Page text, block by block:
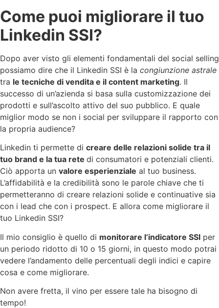
Come puoi migliorare il tuo
Linkedin SSI?
Dopo aver visto gli elementi fondamentali del social selling
possiamo dire che il Linkedin SSI è la congiunzione astrale
tra le tecniche di vendita e il content marketing. Il
successo di un’azienda si basa sulla customizzazione dei
prodotti e sull’ascolto attivo del suo pubblico. E quale
miglior modo se non i social per sviluppare il rapporto con
la propria audience?
Linkedin ti permette di creare delle relazioni solide tra il
tuo brand e la tua rete di consumatori e potenziali clienti.
Ciò apporta un valore esperienziale al tuo business.
L’affidabilità e la credibilità sono le parole chiave che ti
permetteranno di creare relazioni solide e continuative sia
con i lead che con i prospect. E allora come migliorare il
tuo Linkedin SSI?
Il mio consiglio è quello di monitorare l’indicatore SSI per
un periodo ridotto di 10 o 15 giorni, in questo modo potrai
vedere l’andamento delle percentuali degli indici e capire
cosa e come migliorare.
Non avere fretta, il vino per essere tale ha bisogno di
tempo!